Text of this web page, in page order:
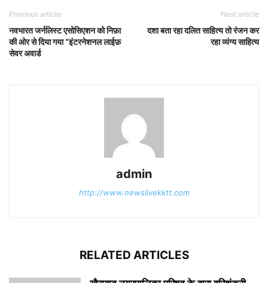
Previous article
नवभारत जर्नलिस्ट एसोसिएशन को निफ़ा
की ओर से दिया गया “इंटरनेशनल लाईफ़
सेवर अवार्ड
Next article
दशा बता रहा दलित साहित्य तो रंजन कर
रहा व्यंग्य साहित्य
admin
http://www.newslivekktt.com
RELATED ARTICLES